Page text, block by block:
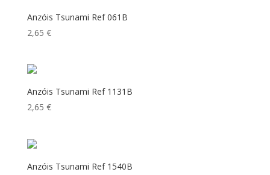
Anzóis Tsunami Ref 061B
2,65 €
Anzóis Tsunami Ref 1131B
2,65 €
Anzóis Tsunami Ref 1540B